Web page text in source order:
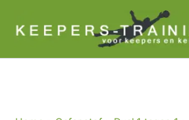
naar
inhoud